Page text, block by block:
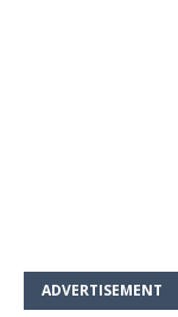
ADVERTISEMENT